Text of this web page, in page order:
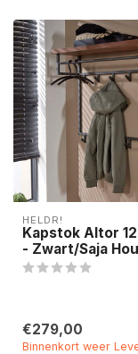
HELDR!
Kapstok Altor
- Zwart/Saja
€279,00
Binnenkort weer